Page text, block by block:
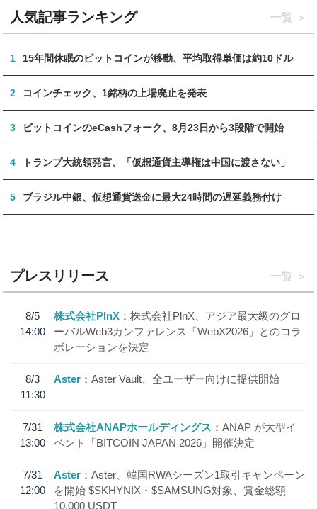
人気記事ランキング 一覧
1 15年間休眠のビットコインが移動、平均取得単価は約10ドル
2 コインチェック、1銘柄の上場廃止を発表
3 ビットコインのeCashフォーク、8月23日から3段階で開始
4 トランプ大統領発言、「仮想通貨主導権は中国に渡さない」
5 ブラジル中銀、仮想通貨送金に最大24時間の遅延義務付け
プレスリリース 一覧
8/5
14:00
株式会社PlnX
株式会社PlnX、アジア最大級のグロ
ーバルWeb3カンファレンス「WebX2026」とのコラ
ボレーションを決定
8/3
11:30
Aster Aster Vault、全ユーザー向けに提供開始
7/31
13:00
株式会社ANAPホールディングス
ANAP が大型イ
ベント「BITCOIN JAPAN 2026」開催決定
7/31
12:00
Aster
Aster、韓国RWAシーズン1取引キャンペーン
を開始 $SKHYNIX・$SAMSUNG対象、賞金総額
10,000 USDT